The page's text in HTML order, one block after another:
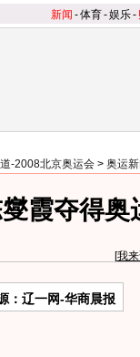
新闻 -体育-娱乐-
-2008北京奥运会 > 奥运
霞夺得奥
[我
：辽一网-华商晨报